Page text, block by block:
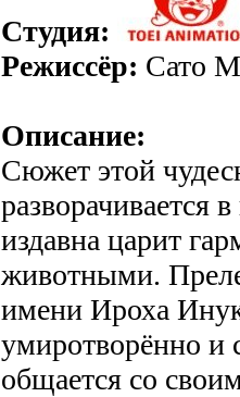
Студия:
Режиссёр: Сато
Описание:
Сюжет этой
разворачивается
издавна царит
животными.
имени Ироха
умиротворённо и
общается со